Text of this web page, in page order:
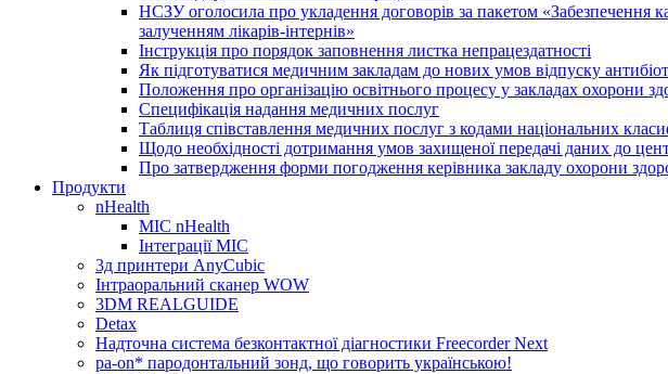
НСЗУ оголосила про укладення договорів за пакетом «Забезпечення
залученням лікарів-інтернів»
Інструкція про порядок заповнення листка непрацездатності
Як підготуватися медичним закладам до нових умов відпуску
Положення про організацію освітнього процесу у закладах охорони
Специфікація надання медичних послуг
Таблиця співставлення медичних послуг з кодами національних
Щодо необхідності дотримання умов захищеної передачі даних до
Про затвердження форми погодження керівника закладу охорони
Продукти
nHealth
МІС nHealth
Інтеграції МІС
3д принтери AnyCubic
Інтраоральний сканер WOW
3DM REALGUIDE
Detax
Надточна система безконтактної діагностики Freecorder Next
pa-on* пародонтальний зонд, що говорить українською!